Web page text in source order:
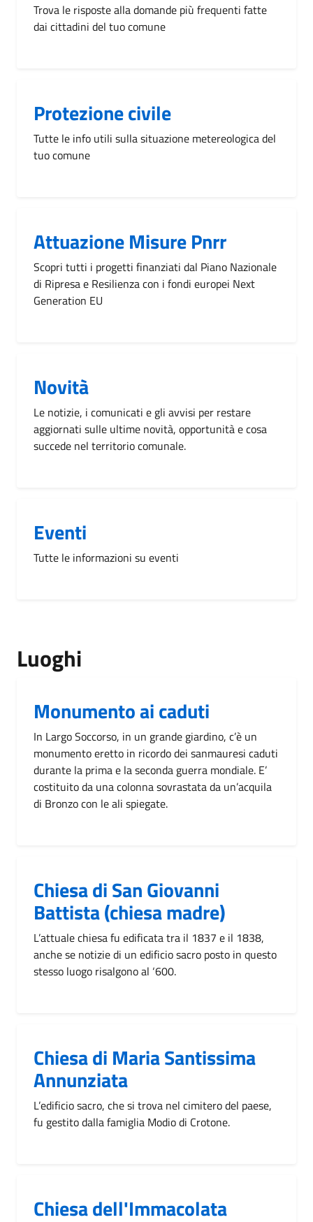
Trova le risposte alla domande più frequenti fatte
dai cittadini del tuo comune
Protezione civile
Tutte le info utili sulla situazione metereologica del
tuo comune
Attuazione Misure Pnrr
Scopri tutti i progetti finanziati dal Piano Nazionale
di Ripresa e Resilienza con i fondi europei Next
Generation EU
Novità
Le notizie, i comunicati e gli avvisi per restare
aggiornati sulle ultime novità, opportunità e cosa
succede nel territorio comunale.
Eventi
Tutte le informazioni su eventi
Luoghi
Monumento ai caduti
In Largo Soccorso, in un grande giardino, c’è un
monumento eretto in ricordo dei sanmauresi caduti
durante la prima e la seconda guerra mondiale. E’
costituito da una colonna sovrastata da un’acquila
di Bronzo con le ali spiegate.
Chiesa di San Giovanni
Battista (chiesa madre)
L’attuale chiesa fu edificata tra il 1837 e il 1838,
anche se notizie di un edificio sacro posto in questo
stesso luogo risalgono al ‘600.
Chiesa di Maria Santissima
Annunziata
L’edificio sacro, che si trova nel cimitero del paese,
fu gestito dalla famiglia Modio di Crotone.
Chiesa dell'Immacolata